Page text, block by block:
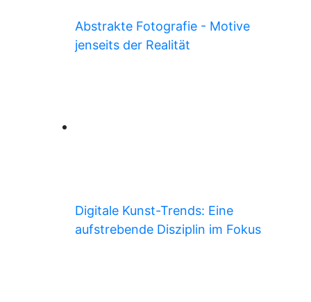
Abstrakte Fotografie - Motive
jenseits der Realität
Digitale Kunst-Trends: Eine
aufstrebende Disziplin im Fokus